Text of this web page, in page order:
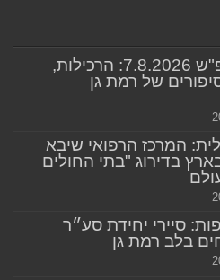
פותחים סופ"ש 7.8.2026: הרכילות,
של רמת גן
המרכז הרפואי שיבא
בדירוג "בתי החולים
סיירי יחידת סע״ר
בלב רמת גן